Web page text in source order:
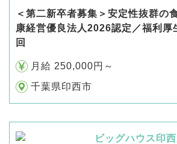
＜第二新卒者募集＞安定性抜群の
康経営優良法人2026認定／福利厚
回
月給 250,000円～
千葉県印西市
ビッグハウス印